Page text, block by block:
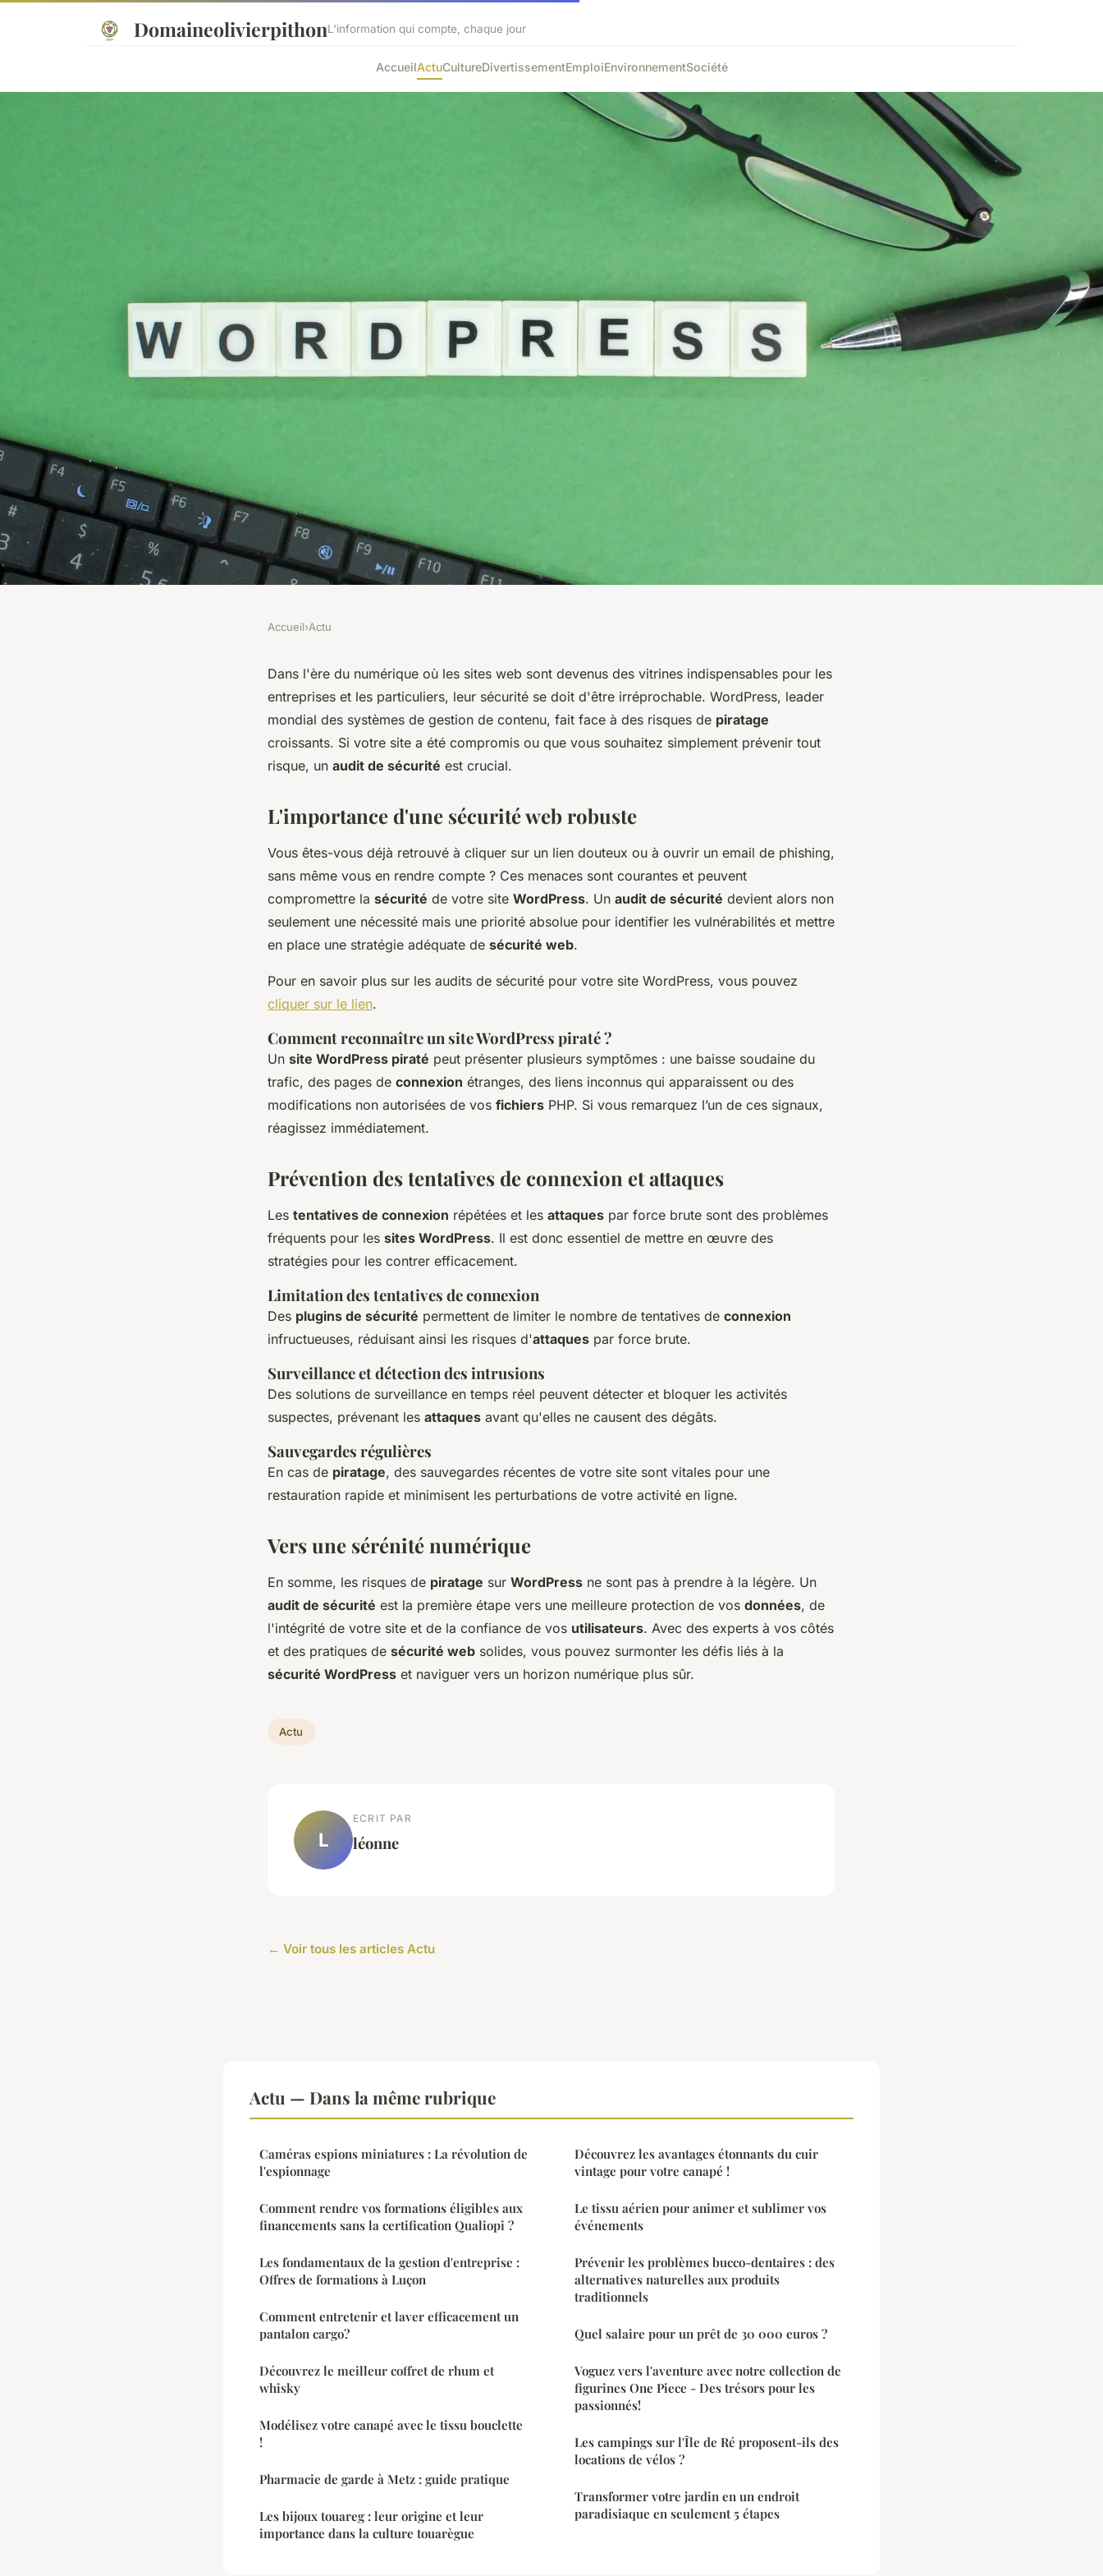
DomaineolivierpithonL'information qui compte, chaque jour
AccueilActuCultureDivertissementEmploiEnvironnementSociété
Audit de sécurité : prévenir les risques
de piratage sur WordPress
Accueil›Actu
Dans l'ère du numérique où les sites web sont devenus des vitrines indispensables pour les
entreprises et les particuliers, leur sécurité se doit d'être irréprochable. WordPress, leader
mondial des systèmes de gestion de contenu, fait face à des risques de piratage
croissants. Si votre site a été compromis ou que vous souhaitez simplement prévenir tout
risque, un audit de sécurité est crucial.
L'importance d'une sécurité web robuste
Vous êtes-vous déjà retrouvé à cliquer sur un lien douteux ou à ouvrir un email de phishing,
sans même vous en rendre compte ? Ces menaces sont courantes et peuvent
compromettre la sécurité de votre site WordPress. Un audit de sécurité devient alors non
seulement une nécessité mais une priorité absolue pour identifier les vulnérabilités et mettre
en place une stratégie adéquate de sécurité web.
Pour en savoir plus sur les audits de sécurité pour votre site WordPress, vous pouvez
cliquer sur le lien.
Comment reconnaître un site WordPress piraté ?
Un site WordPress piraté peut présenter plusieurs symptômes : une baisse soudaine du
trafic, des pages de connexion étranges, des liens inconnus qui apparaissent ou des
modifications non autorisées de vos fichiers PHP. Si vous remarquez l’un de ces signaux,
réagissez immédiatement.
Prévention des tentatives de connexion et attaques
Les tentatives de connexion répétées et les attaques par force brute sont des problèmes
fréquents pour les sites WordPress. Il est donc essentiel de mettre en œuvre des
stratégies pour les contrer efficacement.
Limitation des tentatives de connexion
Des plugins de sécurité permettent de limiter le nombre de tentatives de connexion
infructueuses, réduisant ainsi les risques d'attaques par force brute.
Surveillance et détection des intrusions
Des solutions de surveillance en temps réel peuvent détecter et bloquer les activités
suspectes, prévenant les attaques avant qu'elles ne causent des dégâts.
Sauvegardes régulières
En cas de piratage, des sauvegardes récentes de votre site sont vitales pour une
restauration rapide et minimisent les perturbations de votre activité en ligne.
Vers une sérénité numérique
En somme, les risques de piratage sur WordPress ne sont pas à prendre à la légère. Un
audit de sécurité est la première étape vers une meilleure protection de vos données, de
l'intégrité de votre site et de la confiance de vos utilisateurs. Avec des experts à vos côtés
et des pratiques de sécurité web solides, vous pouvez surmonter les défis liés à la
sécurité WordPress et naviguer vers un horizon numérique plus sûr.
Actu
L
ECRIT PAR
léonne
← Voir tous les articles Actu
Actu — Dans la même rubrique
Caméras espions miniatures : La révolution de
l'espionnage
Comment rendre vos formations éligibles aux
financements sans la certification Qualiopi ?
Les fondamentaux de la gestion d'entreprise :
Offres de formations à Luçon
Comment entretenir et laver efficacement un
pantalon cargo?
Découvrez le meilleur coffret de rhum et
whisky
Modélisez votre canapé avec le tissu bouclette
!
Pharmacie de garde à Metz : guide pratique
Les bijoux touareg : leur origine et leur
importance dans la culture touarègue
Découvrez les avantages étonnants du cuir
vintage pour votre canapé !
Le tissu aérien pour animer et sublimer vos
événements
Prévenir les problèmes bucco-dentaires : des
alternatives naturelles aux produits
traditionnels
Quel salaire pour un prêt de 30 000 euros ?
Voguez vers l'aventure avec notre collection de
figurines One Piece - Des trésors pour les
passionnés!
Les campings sur l'Île de Ré proposent-ils des
locations de vélos ?
Transformer votre jardin en un endroit
paradisiaque en seulement 5 étapes